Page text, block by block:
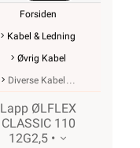
Forsiden
Kabel & Ledning
Øvrig Kabel
Diverse Kabel
Lapp ØLFLEX
CLASSIC 110
12G2,5 •